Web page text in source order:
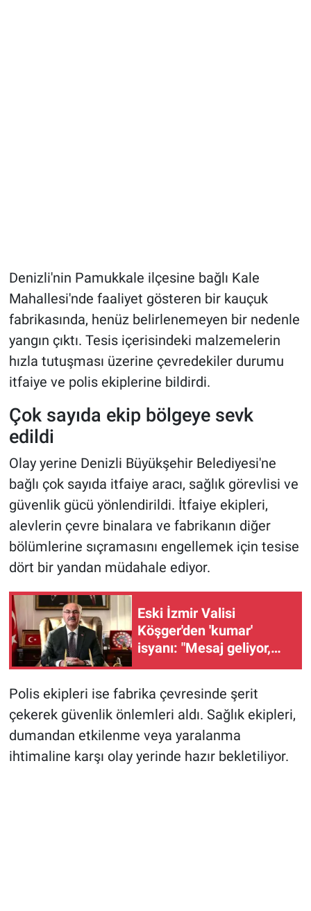
Denizli'nin Pamukkale ilçesine bağlı Kale
Mahallesi'nde faaliyet gösteren bir kauçuk
fabrikasında, henüz belirlenemeyen bir nedenle
yangın çıktı. Tesis içerisindeki malzemelerin
hızla tutuşması üzerine çevredekiler durumu
itfaiye ve polis ekiplerine bildirdi.
Çok sayıda ekip bölgeye sevk
edildi
Olay yerine Denizli Büyükşehir Belediyesi'ne
bağlı çok sayıda itfaiye aracı, sağlık görevlisi ve
güvenlik gücü yönlendirildi. İtfaiye ekipleri,
alevlerin çevre binalara ve fabrikanın diğer
bölümlerine sıçramasını engellemek için tesise
dört bir yandan müdahale ediyor.
Eski İzmir Valisi
Köşger'den 'kumar'
isyanı: "Mesaj geliyor,
neredeyse benim hanımı
Polis ekipleri ise fabrika çevresinde şerit
çekerek güvenlik önlemleri aldı. Sağlık ekipleri,
dumandan etkilenme veya yaralanma
ihtimaline karşı olay yerinde hazır bekletiliyor.